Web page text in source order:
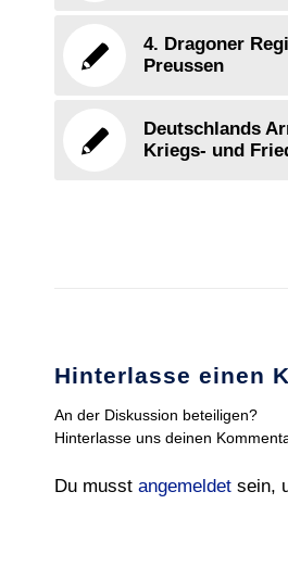
4. Dragoner
Preussen
Deutschlands
Kriegs- und
Hinterlasse einen
An der Diskussion beteiligen?
Hinterlasse uns deinen
Du musst angemeldet sein,